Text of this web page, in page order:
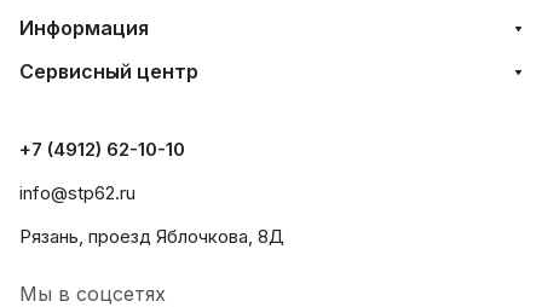
Информация
Сервисный центр
+7 (4912) 62-10-10
info@stp62.ru
Рязань, проезд Яблочкова, 8Д
Мы в соцсетях